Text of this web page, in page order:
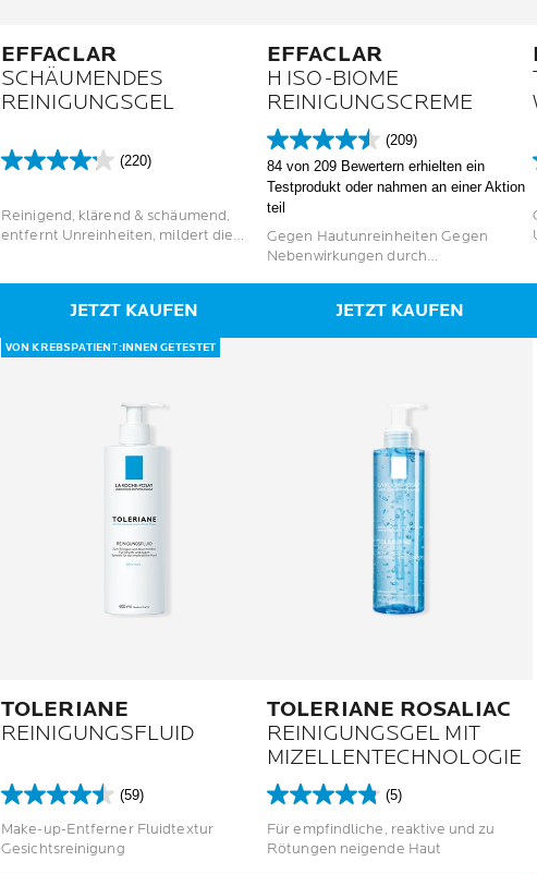
EFFACLAR
SCHÄUMENDES
REINIGUNGSGEL
(220)
4.2
5
Sternen.
Reinigend, klärend & schäumend,
entfernt Unreinheiten, mildert die
1px solid #FFF;border-bottom: 1px
outset #def; background-color:
{cursor:pointer;border:1px solid
.tb_highlight{background-color:yellow}
img {padding:2px;margin:0px}
JETZT KAUFEN
EFFACLAR
H ISO-BIOME
REINIGUNGSCREME
(209)
4.5
von
5
Sternen.
209
Bewertungen
84 von 209 Bewertern erhielten ein
Testprodukt oder nahmen an einer Aktion
teil
Gegen Hautunreinheiten Gegen
Nebenwirkungen durch
JETZT KAUFEN
VON KREBSPATIENT:INNEN GETESTET
TOLERIANE
REINIGUNGSFLUID
(59)
4.5
von
5
Make-up-Entferner Fluidtextur
Gesichtsreinigung
TOLERIANE ROSALIAC
REINIGUNGSGEL MIT
MIZELLENTECHNOLOGIE
(5)
4.8
von
5
Für empfindliche, reaktive und zu
Rötungen neigende Haut